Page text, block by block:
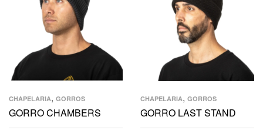
CHAPELARIA, GORROS
GORRO CHAMBERS
CHAPELARIA, GORROS
GORRO LAST STAND